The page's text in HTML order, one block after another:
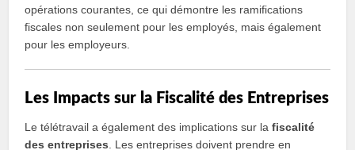
opérations courantes, ce qui démontre les ramifications
fiscales non seulement pour les employés, mais également
pour les employeurs.
Les Impacts sur la Fiscalité des Entreprises
Le télétravail a également des implications sur lafiscalité
des entreprises . Les entreprises doivent prendre en